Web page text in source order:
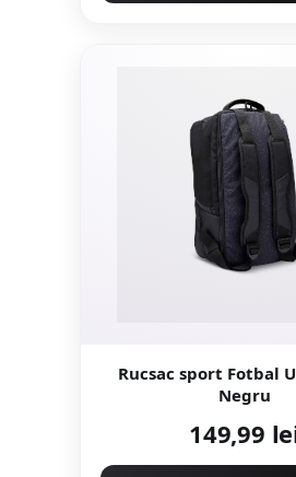
Rucsac sport Fotbal
Negru
149,99